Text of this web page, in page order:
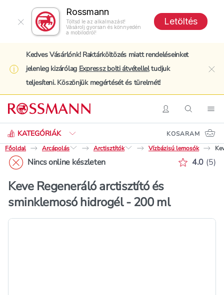
Rossmann
Töltsd le az alkalmazást!
Vásárolj gyorsan és könnyedén
a mobilodról!
Letöltés
Kedves Vásárlónk! Raktárköltözés miatt rendeléseinket
jelenleg kizárólag Expressz bolti átvételleltudjuk
teljesíteni. Köszönjük megértését és türelmét!
BelépésKeresés
KATEGÓRIÁK
Keresés
KOSARAM
Főoldal
Arcápolás Arctisztítók Vízbázisú lemosók
Nincs online készleten 4.0 (5)
Keve Regeneráló arctisztító és
sminklemosó hidrogél - 200 ml